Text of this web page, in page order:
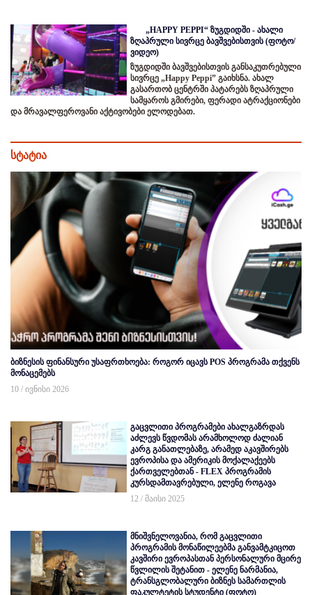
„HAPPY PEPPI“ ზუგდიდში - ახალი
ზღაპრული სივრცე ბავშვებისთვის (ფოტო/
ვიდეო)
ზუგდიდში ბავშვებისთვის განსაკუთრებული
სივრცე „Happy Peppi” გაიხსნა. ახალ
გასართობ ცენტრში პატარებს ზღაპრული
სამყაროს გმირები, ფერადი ატრაქციონები
და მრავალფეროვანი აქტივობები ელოდებათ.
სტატია
ბიზნესის ფინანსური უსაფრთხოება: როგორ იცავს POS პროგრამა თქვენს
მონაცემებს
10 / ივნისი 2026
გაცვლითი პროგრამები ახალგაზრდას
აძლევს წვდომას არამხოლოდ ძალიან
კარგ განათლებაზე, არამედ აკავშირებს
ევროპისა და ამერიკის მოქალაქეებს
ქართველებთან - FLEX პროგრამის
კურსდამთავრებული, ელენე როგავა
12 / მაისი 2025
მნიშვნელოვანია, რომ გაცვლითი
პროგრამის მონაწილეებმა განვამტკიცოთ
კავშირი ევროპასთან პერსონალური მცირე
წვლილის შეტანით - ელენე ნარმანია,
ტრანსგლობალური ბიზნეს სამართლის
ფაკულტეტის სტუდენტი (ფოტო)